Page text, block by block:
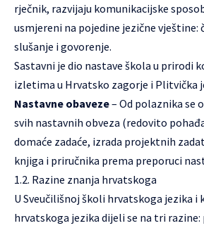
rječnik, razvijaju komunikacijske
usmjereni na pojedine jezične vještine:
slušanje i govorenje.
Sastavni je dio nastave škola u prirodi
izletima u Hrvatsko zagorje i Plitvička
Nastavne obaveze– Od polaznika se
svih nastavnih obveza (redovito
domaće zadaće, izrada projektnih
knjiga i priručnika prema preporuci
1.2. Razine znanja hrvatskoga
U Sveučilišnoj školi hrvatskoga jezika i
hrvatskoga jezika dijeli se na tri